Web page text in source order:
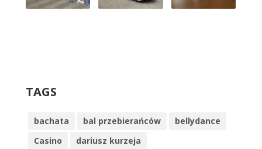
TAGS
bachata bal przebierańców
bellydance
Casino
dariusz kurzeja